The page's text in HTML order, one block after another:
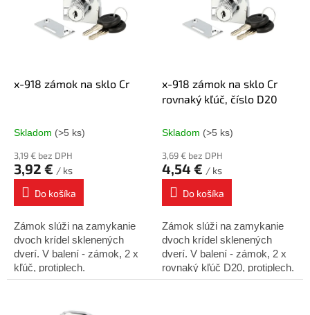
x-918 zámok na sklo Cr
Skladom (>5 ks)
3,19 € bez DPH
3,92 € / ks
Do košíka
Zámok slúži na zamykanie
dvoch krídel sklenených
dverí. V balení - zámok, 2 x
kľúč, protiplech.
x-918 zámok na sklo Cr
rovnaký kľúč, číslo D20
Skladom (>5 ks)
3,69 € bez DPH
4,54 € / ks
Do košíka
Zámok slúži na zamykanie
dvoch krídel sklenených
dverí. V balení - zámok, 2 x
rovnaký kľúč D20, protiplech.